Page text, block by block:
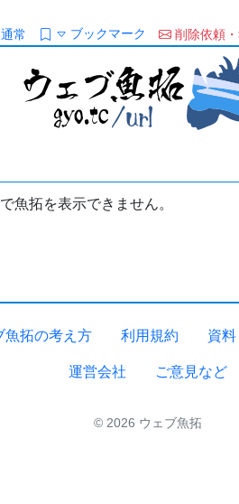
通常 ブックマーク 削除依頼